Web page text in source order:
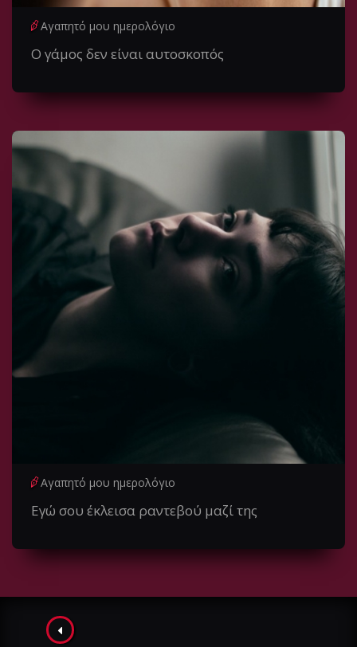
Αγαπητό μου ημερολόγιο
Ο γάμος δεν είναι αυτοσκοπός
Αγαπητό μου ημερολόγιο
Eγώ σου έκλεισα ραντεβού μαζί της
Πλοήγηση